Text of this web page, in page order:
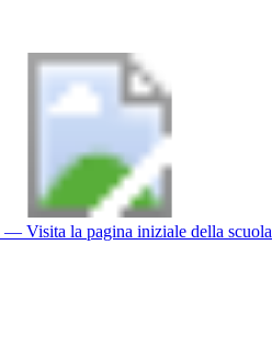
— Visita la pagina iniziale della scuola